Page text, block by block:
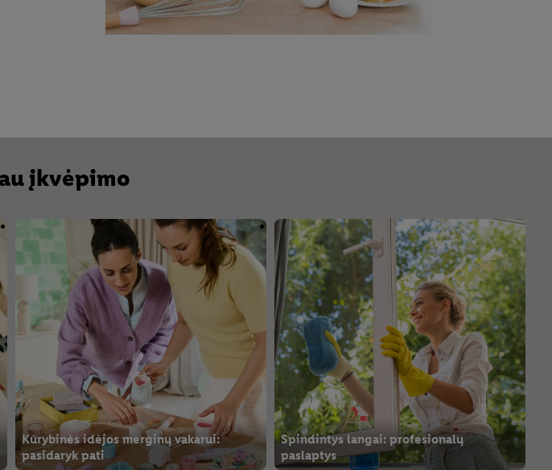
įkvėpimo
Kūrybinės idėjos merginų vakarui:
pasidaryk pati
Spindintys langai: profesionalų
paslaptys